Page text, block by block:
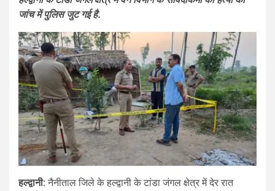
जांच में पुलिस जुट गई है.
हल्द्वानी: नैनीताल जिले के हल्द्वानी के टांडा जंगल क्षेत्र में देर रात